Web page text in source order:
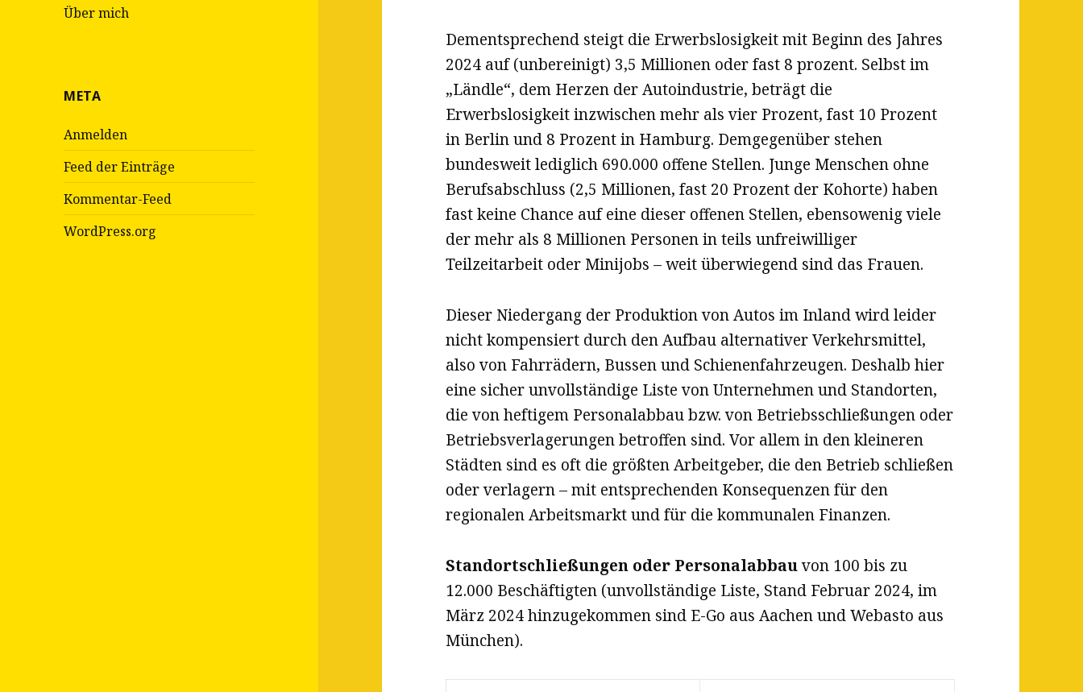
Über mich
META
Anmelden
Feed der Einträge
Kommentar-Feed
WordPress.org
Dementsprechend steigt die Erwerbslosigkeit mit Beginn des Jahres
2024 auf (unbereinigt) 3,5 Millionen oder fast 8 prozent. Selbst im
„Ländle“, dem Herzen der Autoindustrie, beträgt die
Erwerbslosigkeit inzwischen mehr als vier Prozent, fast 10 Prozent
in Berlin und 8 Prozent in Hamburg. Demgegenüber stehen
bundesweit lediglich 690.000 offene Stellen. Junge Menschen ohne
Berufsabschluss (2,5 Millionen, fast 20 Prozent der Kohorte) haben
fast keine Chance auf eine dieser offenen Stellen, ebensowenig viele
der mehr als 8 Millionen Personen in teils unfreiwilliger
Teilzeitarbeit oder Minijobs – weit überwiegend sind das Frauen.
Dieser Niedergang der Produktion von Autos im Inland wird leider
nicht kompensiert durch den Aufbau alternativer Verkehrsmittel,
also von Fahrrädern, Bussen und Schienenfahrzeugen. Deshalb hier
eine sicher unvollständige Liste von Unternehmen und Standorten,
die von heftigem Personalabbau bzw. von Betriebsschließungen oder
Betriebsverlagerungen betroffen sind. Vor allem in den kleineren
Städten sind es oft die größten Arbeitgeber, die den Betrieb schließen
oder verlagern – mit entsprechenden Konsequenzen für den
regionalen Arbeitsmarkt und für die kommunalen Finanzen.
Standortschließungen oder Personalabbauvon 100 bis zu
12.000 Beschäftigten (unvollständige Liste, Stand Februar 2024, im
März 2024 hinzugekommen sind E-Go aus Aachen und Webasto aus
München).